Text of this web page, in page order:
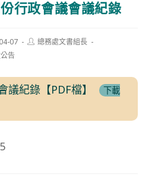
行政會議會議紀錄
07
Post總務處文書組長
告
議紀錄【PDF檔】
下載